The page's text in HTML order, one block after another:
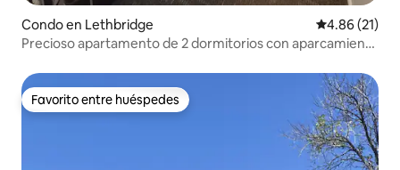
Condo en Lethbridge Calificación
4.86 (21)
Precioso apartamento de 2 dormitorios con aparcamiento
Favorito entre huéspedes
Favorito entre huéspedes